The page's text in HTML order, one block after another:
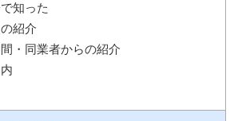
知った
紹介
・同業者からの紹介